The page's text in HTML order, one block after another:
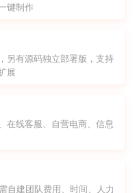
键制作
另有源码独立部署版，支持
展
在线客服、自营电商、信息
自建团队费用、时间、人力